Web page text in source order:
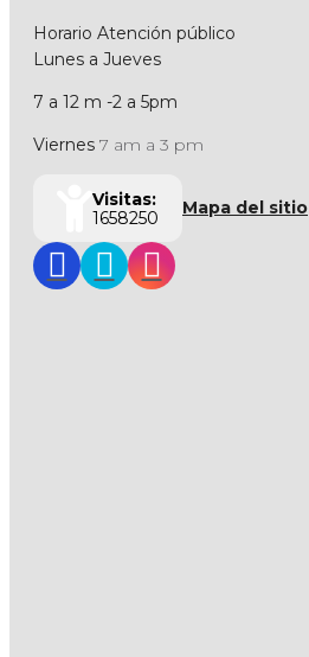
Horario Atención público
Lunes a Jueves
7 a 12 m -2 a 5pm
Viernes 7 am a 3 pm
Visitas:
1658250
Mapa del sitio